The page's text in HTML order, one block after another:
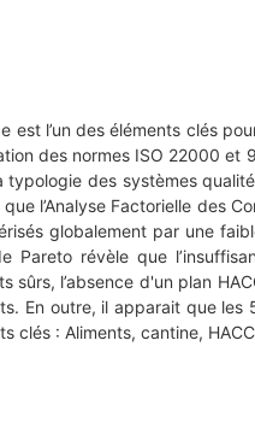
l’un des éléments clés
des normes ISO 22000
des systèmes
l’Analyse Factorielle des
globalement par une
révèle que
l’absence d'un plan
En outre, il apparait que
clés : Aliments, cantine,